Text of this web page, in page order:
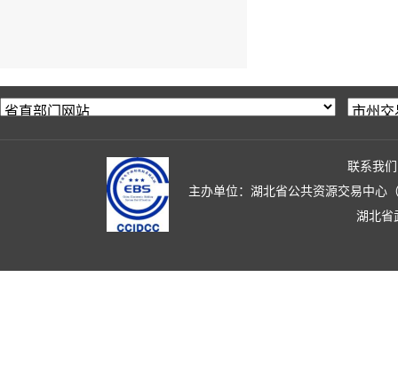
联系我们
主办单位：湖北省公共资源交易中心
湖北省